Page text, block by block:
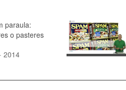
Redes de
5:56 · 2016